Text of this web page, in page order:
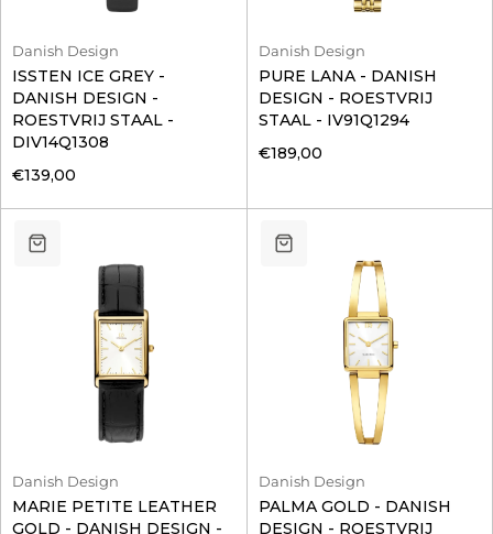
Danish Design
ISSTEN ICE GREY -
DANISH DESIGN -
ROESTVRIJ STAAL -
DIV14Q1308
€139,00
Danish Design
PURE LANA - DANISH
DESIGN - ROESTVRIJ
STAAL - IV91Q1294
€189,00
Danish Design
MARIE PETITE LEATHER
GOLD - DANISH DESIGN -
Danish Design
PALMA GOLD - DANISH
DESIGN - ROESTVRIJ